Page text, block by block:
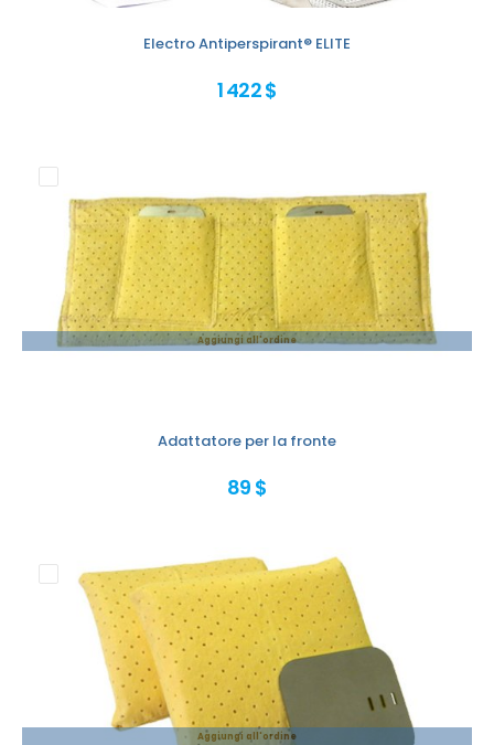
Electro Antiperspirant® ELITE
1 422 $
Aggiungi all'ordine
Adattatore per la fronte
89 $
Aggiungi all'ordine